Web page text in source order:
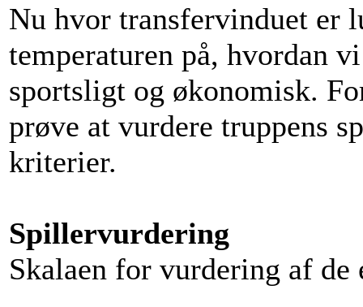
Nu hvor transfervinduet er
temperaturen på, hvordan
sportsligt og økonomisk.
prøve at vurdere truppens
kriterier.
Spillervurdering
Skalaen for vurdering af